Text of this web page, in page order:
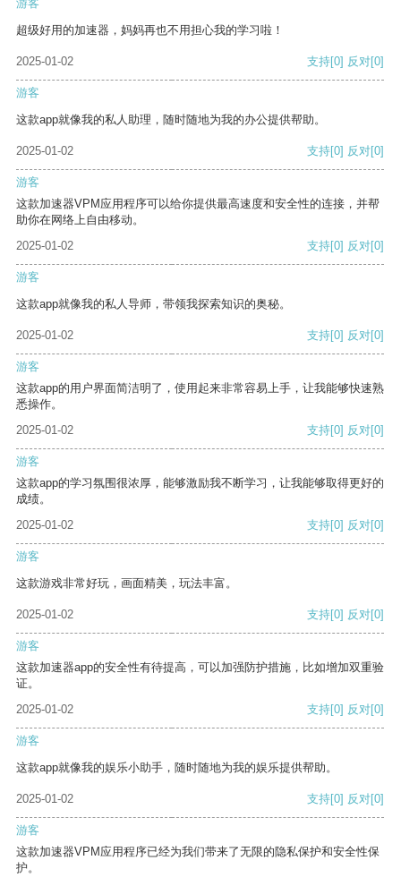
游客
超级好用的加速器，妈妈再也不用担心我的学习啦！
2025-01-02 支持[0] 反对[0]
游客
这款app就像我的私人助理，随时随地为我的办公提供帮助。
2025-01-02 支持[0] 反对[0]
游客
这款加速器VPM应用程序可以给你提供最高速度和安全性的连接，并帮
助你在网络上自由移动。
2025-01-02
支持[0] 反对[0]
游客
这款app就像我的私人导师，带领我探索知识的奥秘。
2025-01-02 支持[0] 反对[0]
游客
这款app的用户界面简洁明了，使用起来非常容易上手，让我能够快速熟
悉操作。
2025-01-02
支持[0] 反对[0]
游客
这款app的学习氛围很浓厚，能够激励我不断学习，让我能够取得更好的
成绩。
2025-01-02
支持[0] 反对[0]
游客
这款游戏非常好玩，画面精美，玩法丰富。
2025-01-02 支持[0] 反对[0]
游客
这款加速器app的安全性有待提高，可以加强防护措施，比如增加双重验
证。
2025-01-02
支持[0] 反对[0]
游客
这款app就像我的娱乐小助手，随时随地为我的娱乐提供帮助。
2025-01-02 支持[0] 反对[0]
游客
这款加速器VPM应用程序已经为我们带来了无限的隐私保护和安全性保
护。